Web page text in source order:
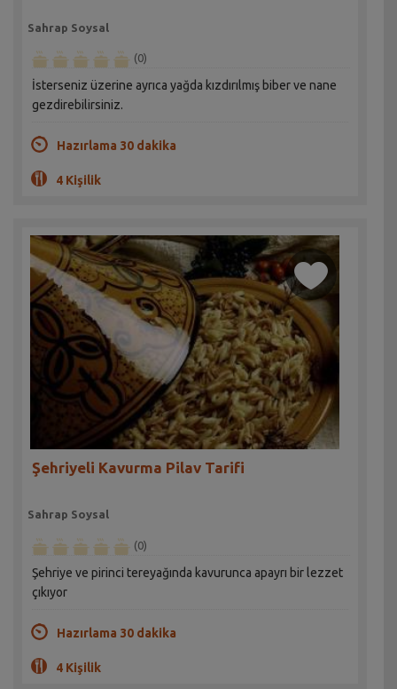
Sahrap Soysal
(0)
İsterseniz üzerine ayrıca yağda kızdırılmış biber ve nane
gezdirebilirsiniz.
Hazırlama 30 dakika
4 Kişilik
Şehriyeli Kavurma Pilav Tarifi
Sahrap Soysal
(0)
Şehriye ve pirinci tereyağında kavurunca apayrı bir lezzet
çıkıyor
Hazırlama 30 dakika
4 Kişilik